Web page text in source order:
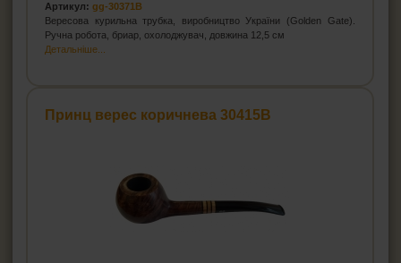
Артикул: gg-30371B
Вересова курильна трубка, виробництво України (Golden Gate).
Ручна робота, бриар, охолоджувач, довжина 12,5 см
Детальніше...
Принц верес коричнева 30415B